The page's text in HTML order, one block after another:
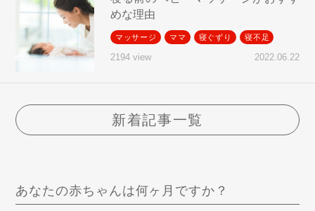
めな理由
マッサージ ママ 寝ぐずり 寝不足
2194 view 2022.06.22
新着記事一覧
あなたの赤ちゃんは何ヶ月ですか？